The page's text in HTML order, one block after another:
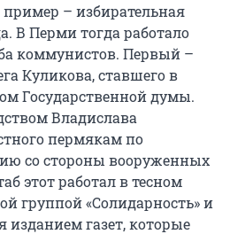
– избирательная
В Перми тогда работало
коммунистов. Первый –
Куликова, ставшего в
Государственной думы.
Владислава
пермякам по
со стороны вооруженных
этот работал в тесном
группой «Солидарность» и
газет, которые